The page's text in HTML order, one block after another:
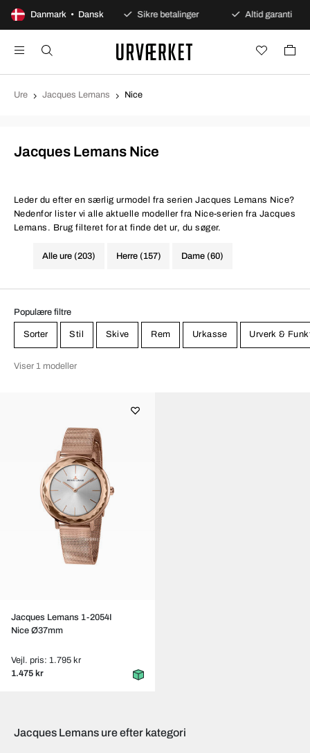
Danmark • Dansk
100 dages åbent køb Sikre betalinger Altid garanti
Ure Jacques Lemans Nice
Jacques Lemans Nice
Leder du efter en særlig urmodel fra serien Jacques Lemans Nice?
Nedenfor lister vi alle aktuelle modeller fra Nice-serien fra Jacques
Lemans. Brug filteret for at finde det ur, du søger.
Alle ure (203) Herre (157) Dame (60)
Populære filtre
Sorter Stil Skive Rem Urkasse Urverk &
Viser 1 modeller
Jacques Lemans 1-2054I
Nice Ø37mm
Vejl. pris: 1.795 kr
1.475 kr
Jacques Lemans ure efter kategori